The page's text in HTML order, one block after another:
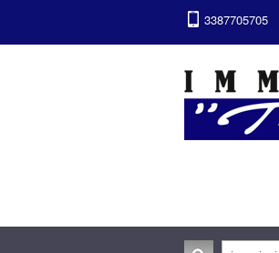
3387705705